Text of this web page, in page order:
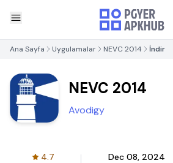
Ana Sayfa Uygulamalar NEVC 2014 İndir
NEVC 2014
Avodigy
4.7 Dec 08, 2024